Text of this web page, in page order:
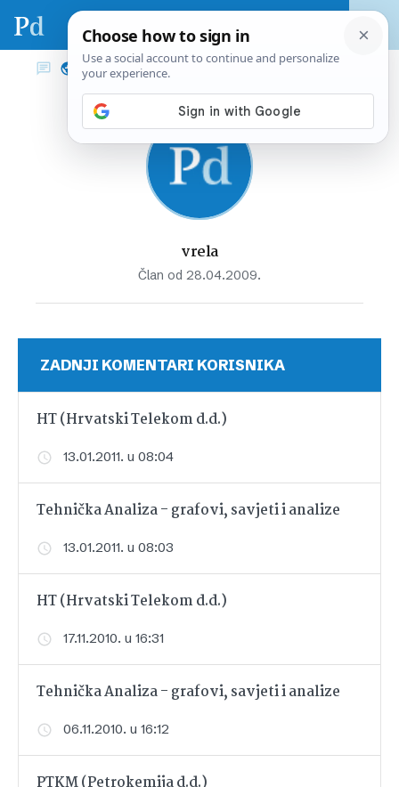
vrela
Član od 28.04.2009.
ZADNJI KOMENTARI KORISNIKA
HT (Hrvatski Telekom d.d.)
13.01.2011. u 08:04
Tehnička Analiza - grafovi, savjeti i analize
13.01.2011. u 08:03
HT (Hrvatski Telekom d.d.)
17.11.2010. u 16:31
Tehnička Analiza - grafovi, savjeti i analize
06.11.2010. u 16:12